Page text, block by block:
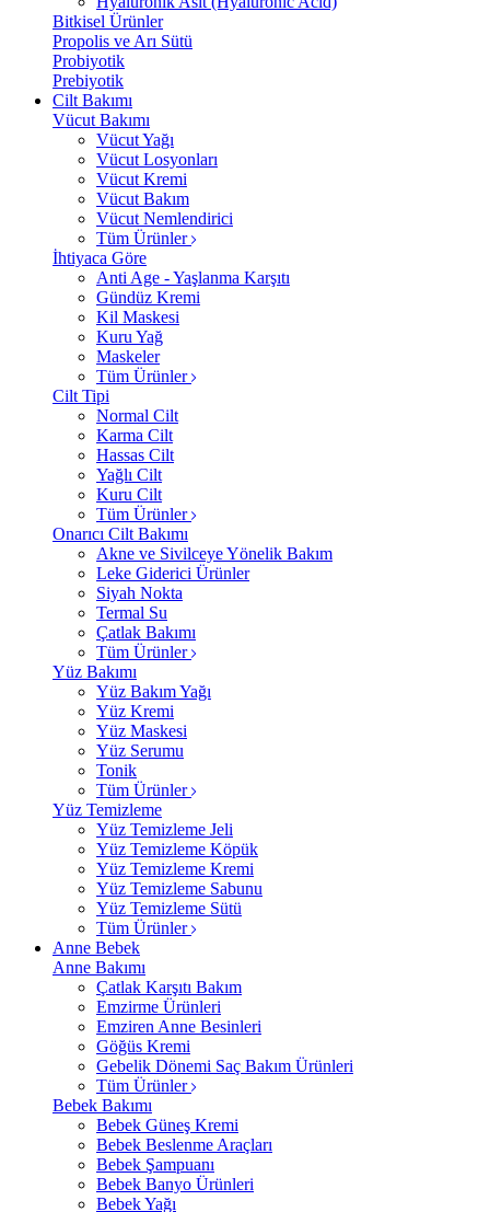
Bitkisel Ürünler
Propolis ve Arı Sütü
Probiyotik
Prebiyotik
Cilt Bakımı
Vücut Bakımı
Vücut Yağı
Vücut Losyonları
Vücut Kremi
Vücut Bakım
Vücut Nemlendirici
Tüm Ürünler
İhtiyaca Göre
Anti Age - Yaşlanma Karşıtı
Gündüz Kremi
Kil Maskesi
Kuru Yağ
Maskeler
Tüm Ürünler
Cilt Tipi
Normal Cilt
Karma Cilt
Hassas Cilt
Yağlı Cilt
Kuru Cilt
Tüm Ürünler
Onarıcı Cilt Bakımı
Akne ve Sivilceye Yönelik Bakım
Leke Giderici Ürünler
Siyah Nokta
Termal Su
Çatlak Bakımı
Tüm Ürünler
Yüz Bakımı
Yüz Bakım Yağı
Yüz Kremi
Yüz Maskesi
Yüz Serumu
Tonik
Tüm Ürünler
Yüz Temizleme
Yüz Temizleme Jeli
Yüz Temizleme Köpük
Yüz Temizleme Kremi
Yüz Temizleme Sabunu
Yüz Temizleme Sütü
Tüm Ürünler
Anne Bebek
Anne Bakımı
Çatlak Karşıtı Bakım
Emzirme Ürünleri
Emziren Anne Besinleri
Göğüs Kremi
Gebelik Dönemi Saç Bakım Ürünleri
Tüm Ürünler
Bebek Bakımı
Bebek Güneş Kremi
Bebek Beslenme Araçları
Bebek Şampuanı
Bebek Banyo Ürünleri
Bebek Yağı